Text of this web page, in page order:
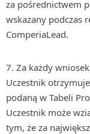
za pośrednictwem
wskazany podczas
ComperiaLead.
Za każdy
Uczestnik
podaną w Tabeli
Uczestnik może
tym, że za